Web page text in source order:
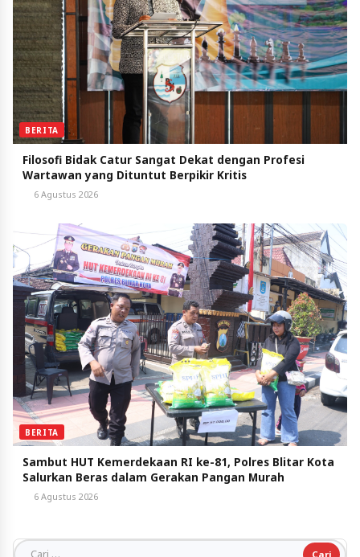
BERITA
Filosofi Bidak Catur Sangat Dekat dengan Profesi
Wartawan yang Dituntut Berpikir Kritis
6 Agustus 2026
BERITA
Sambut HUT Kemerdekaan RI ke-81, Polres Blitar Kota
Salurkan Beras dalam Gerakan Pangan Murah
6 Agustus 2026